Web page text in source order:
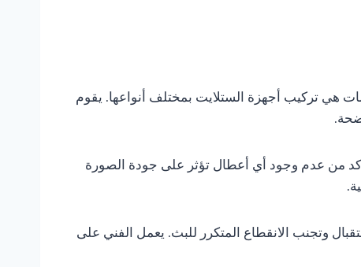
هي تركيب أجهزة الستلايت بمختلف أنواعها. يقوم
من عدم وجود أي أعطال تؤثر على جودة الصورة
وتجنب الانقطاع المتكرر للبث. يعمل الفني على